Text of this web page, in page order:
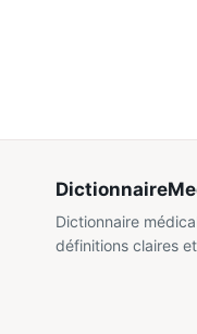
Dictionnaire
définitions claires